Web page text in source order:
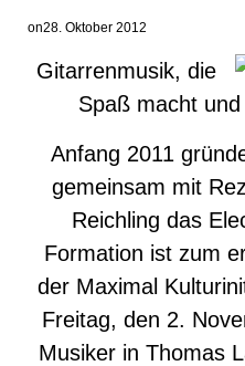
on28. Oktober 2012
Gitarrenmusik, die
Spaß macht
Anfang 2011
gemeinsam mit
Reichling das
Formation ist zum
der Maximal
Freitag, den 2.
Musiker in Thomas